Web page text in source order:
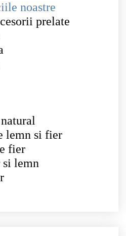
noastre
prelate
lemn si fier
fier
si lemn